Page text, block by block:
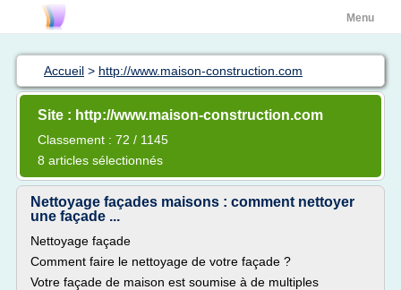
Menu
Accueil > http://www.maison-construction.com
Site : http://www.maison-construction.com
Classement : 72 / 1145
8 articles sélectionnés
Nettoyage façades maisons : comment nettoyer
une façade ...
Nettoyage façade
Comment faire le nettoyage de votre façade ?
Votre façade de maison est soumise à de multiples